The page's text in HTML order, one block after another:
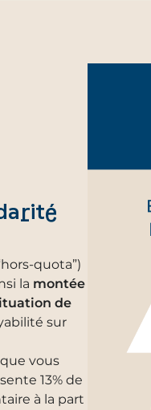
quota”)
la montée
de
sur
vous
13% de
à la part